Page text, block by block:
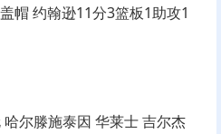
帽 约翰逊11分3篮板1助攻1
尔滕施泰因 华莱士 吉尔杰